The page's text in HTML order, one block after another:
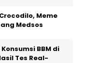
Meme
Medsos
BBM di
Tes Real-